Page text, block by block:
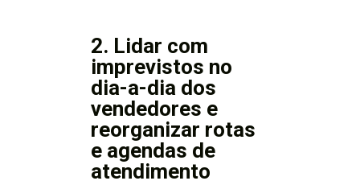
2. Lidar com
imprevistos no
dia-a-dia dos
vendedores e
reorganizar rotas
e agendas de
atendimento